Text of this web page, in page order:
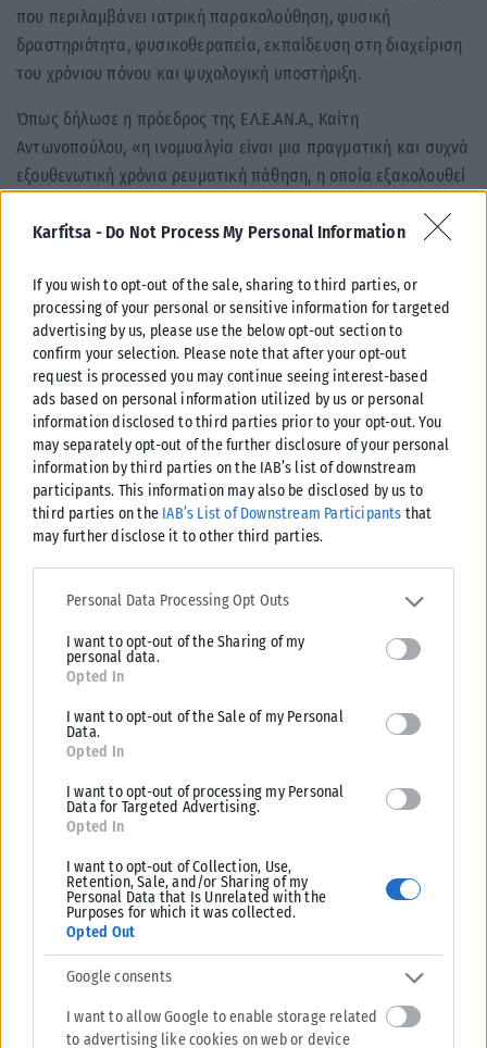
Karfitsa - Do Not Process My Personal Information
If you wish to opt-out of the sale, sharing to third parties, or
processing of your personal or sensitive information for targeted
advertising by us, please use the below opt-out section to
confirm your selection. Please note that after your opt-out
request is processed you may continue seeing interest-based
ads based on personal information utilized by us or personal
information disclosed to third parties prior to your opt-out. You
may separately opt-out of the further disclosure of your personal
information by third parties on the IAB’s list of downstream
participants. This information may also be disclosed by us to
third parties on the IAB’s List of Downstream Participants that
may further disclose it to other third parties.
Please note that this website/app uses one or more Google
services and may gather and store information including but not
deny consent to Google and its third-party tags to use your data
for below specified purposes in below Google consent section.
Personal Data Processing Opt Outs
I want to opt-out of the Sharing of my
personal data.
Opted In
I want to opt-out of the Sale of my Personal
Data.
Opted In
I want to opt-out of processing my Personal
Data for Targeted Advertising.
Opted In
I want to opt-out of Collection, Use,
Retention, Sale, and/or Sharing of my
Personal Data that Is Unrelated with the
Purposes for which it was collected.
Opted Out
Google consents
I want to allow Google to enable storage related
to advertising like cookies on web or device
που περιλαμβάνει ιατρική παρακολούθηση, φυσική
δραστηριότητα, φυσικοθεραπεία, εκπαίδευση στη διαχείριση
του χρόνιου πόνου και ψυχολογική υποστήριξη.
Όπως δήλωσε η πρόεδρος της ΕΛ.Ε.ΑΝ.Α., Καίτη
Αντωνοπούλου, «η ινομυαλγία είναι μια πραγματική και συχνά
εξουθενωτική χρόνια ρευματική πάθηση, η οποία εξακολουθεί
υπογραμμίζοντας την ανάγκη για έγκαιρη διάγνωση,
ασθενών.
Η ΕΛ.Ε.ΑΝ.Α. συνεχίζει τις δράσεις ενημέρωσης και
ευαισθητοποίησης, με στόχο τη βελτίωση της ποιότητας ζωής
των ανθρώπων που ζουν με ρευματικά και μυοσκελετικά
νοσήματα.
Tags: ασθένειες ΕΛΛΑΔΑ
Σχετικά Άρθρα
HEALTH
Έμπολα